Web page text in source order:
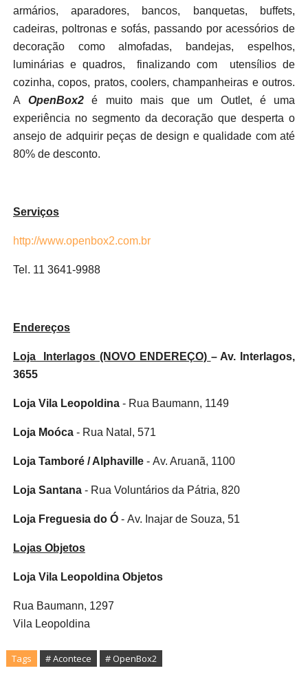
armários, aparadores, bancos, banquetas, buffets,
cadeiras, poltronas e sofás, passando por acessórios de
decoração como almofadas, bandejas, espelhos,
luminárias e quadros, finalizando com utensílios de
cozinha, copos, pratos, coolers, champanheiras e outros.
AOpenBox2é muito mais que um Outlet, é uma
experiência no segmento da decoração que desperta o
ansejo de adquirir peças de design e qualidade com até
80% de desconto.
Serviços
http://www.openbox2.com.br
Tel. 11 3641-9988
Endereços
Loja Interlagos (NOVO ENDEREÇO) – Av. Interlagos,
3655
Loja Vila Leopoldina- Rua Baumann, 1149
Loja Moóca- Rua Natal, 571
Loja Tamboré / Alphaville- Av. Aruanã, 1100
Loja Santana- Rua Voluntários da Pátria, 820
Loja Freguesia do Ó- Av. Inajar de Souza, 51
Lojas Objetos
Loja Vila Leopoldina Objetos
Rua Baumann, 1297
Vila Leopoldina
Tags # Acontece # OpenBox2